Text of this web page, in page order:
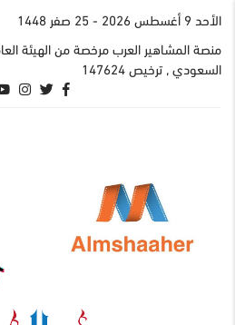
اﻷحد 9 أغسطس 2026
- 25 صفر 1448
منصة المشاهير العرب مرخصة من الهيئة
السعودي , ترخيص 147624